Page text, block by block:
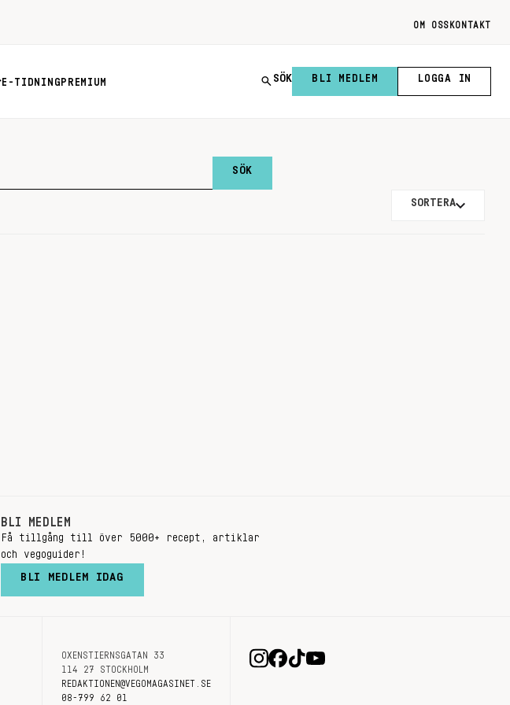
OM OSS KONTAKT
E-TIDNING PREMIUM SÖK BLI MEDLEM LOGGA IN
SORTERA
BLI MEDLEM
Få tillgång till över 5000+ recept, artiklar
och vegoguider!
BLI MEDLEM IDAG
OXENSTIERNSGATAN 33
114 27 STOCKHOLM
REDAKTIONEN@VEGOMAGASINET.SE
08-799 62 01